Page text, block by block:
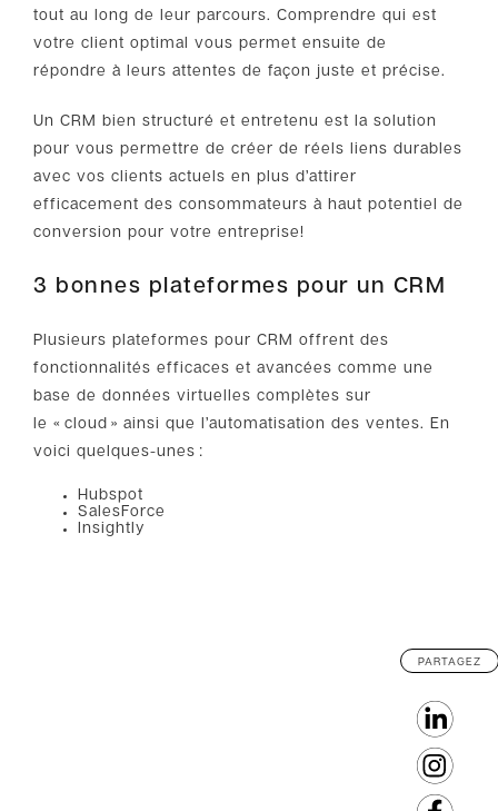
tout au long de leur parcours. Comprendre qui est
votre client optimal vous permet ensuite de
répondre à leurs attentes de façon juste et précise.
Un CRM bien structuré et entretenu est la solution
pour vous permettre de créer de réels liens durables
avec vos clients actuels en plus d’attirer
efficacement des consommateurs à haut potentiel de
conversion pour votre entreprise!
3 bonnes plateformes pour un CRM
Plusieurs plateformes pour CRM offrent des
fonctionnalités efficaces et avancées comme une
base de données virtuelles complètes sur
le « cloud » ainsi que l’automatisation des ventes. En
voici quelques-unes :
Hubspot
SalesForce
Insightly
PARTAGEZ